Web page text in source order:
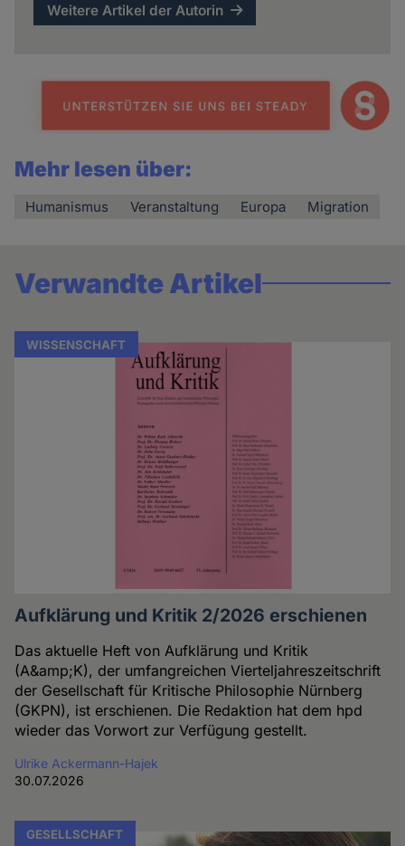
Weitere Artikel der Autorin
Mehr lesen über:
Humanismus Veranstaltung Europa Migration
Verwandte Artikel
WISSENSCHAFT
Aufklärung und Kritik 2/2026 erschienen
Das aktuelle Heft von Aufklärung und Kritik
(A&amp;K), der umfangreichen Vierteljahreszeitschrift
der Gesellschaft für Kritische Philosophie Nürnberg
(GKPN), ist erschienen. Die Redaktion hat dem hpd
wieder das Vorwort zur Verfügung gestellt.
Ulrike Ackermann-Hajek
30.07.2026
GESELLSCHAFT